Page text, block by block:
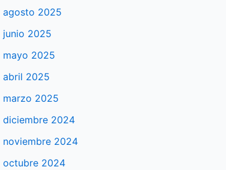
agosto 2025
junio 2025
mayo 2025
abril 2025
marzo 2025
diciembre 2024
noviembre 2024
octubre 2024